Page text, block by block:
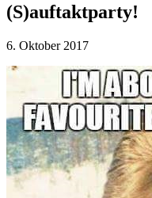
(S)auftaktparty!
6. Oktober 2017